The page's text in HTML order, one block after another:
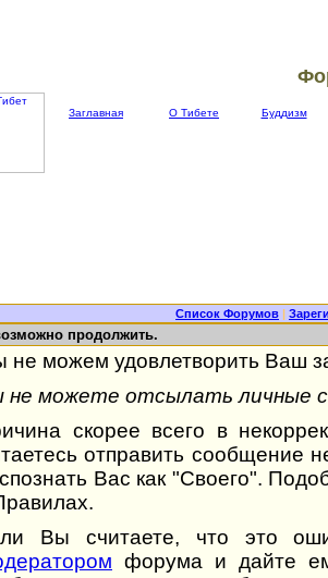
Заглавная О Тибете Буддизм
Список Форумов |
продолжить.
не можем удовлетворить Ваш
не можете отсылать личные
скорее всего в
отправить сообщение
Вас как "Своего".
Вы считаете, что это
форума и дайте